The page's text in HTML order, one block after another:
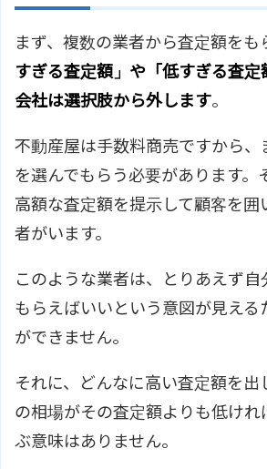
まず、複数の業者から査定額をも
すぎる査定額」や「低すぎる査定
会社は選択肢から外します。
不動産屋は手数料商売ですから、
を選んでもらう必要があります。
高額な査定額を提示して顧客を囲
者がいます。
このような業者は、とりあえず自
もらえばいいという意図が見える
ができません。
それに、どんなに高い査定額を出
の相場がその査定額よりも低け
ぶ意味はありません。